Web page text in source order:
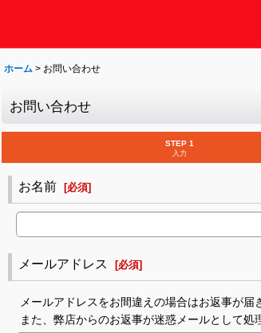
ホーム > お問い合わせ
お問い合わせ
STEP 1
入力
お名前 [必須]
メールアドレス [必須]
メールアドレスをお間違えの場合はお返事が届
また、弊店からのお返事が迷惑メールとして処